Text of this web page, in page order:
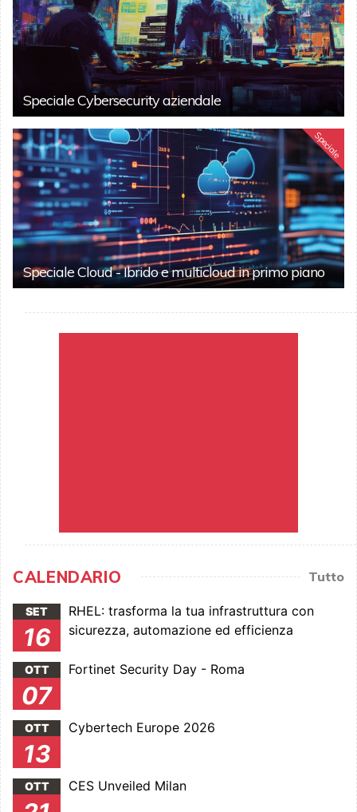
Speciale Cybersecurity aziendale
Speciale
Speciale Cloud - Ibrido e multicloud in primo piano
CALENDARIO Tutto
SET
16
RHEL: trasforma la tua infrastruttura con
sicurezza, automazione ed efficienza
OTT
07
Fortinet Security Day - Roma
OTT
13
Cybertech Europe 2026
OTT CES Unveiled Milan